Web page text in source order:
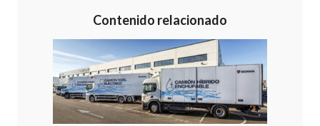
Contenido relacionado